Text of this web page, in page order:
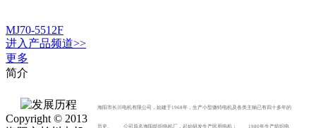
MJ70-5512F
进入 产品频道>>
更多
简介
海阳市长川电机有限公司，始建于1968年，生产小型微特电机及各类主轴已有四十多年的
历史。 公司原名海阳纺织电机厂，起始研发生产民用电机； 1980年生产纺织电
Copyright © 2013